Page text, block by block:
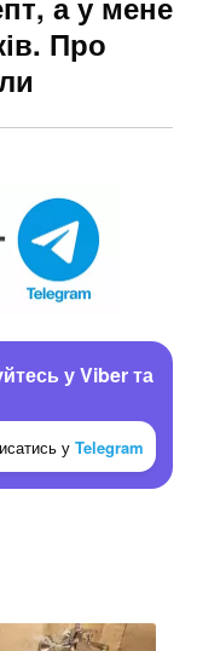
Про
у Viber та
у Telegram